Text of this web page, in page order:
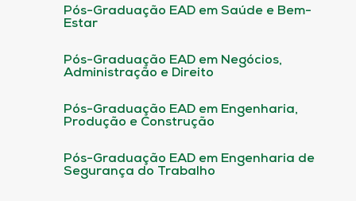
Pós-Graduação EAD em Saúde e Bem-
Estar
Pós-Graduação EAD em Negócios,
Administração e Direito
Pós-Graduação EAD em Engenharia,
Produção e Construção
Pós-Graduação EAD em Engenharia de
Segurança do Trabalho